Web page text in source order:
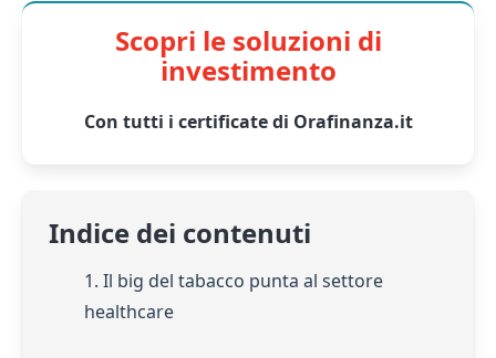
Scopri le soluzioni di
investimento
Con tutti i certificate di Orafinanza.it
Indice dei contenuti
1. Il big del tabacco punta al settore
healthcare